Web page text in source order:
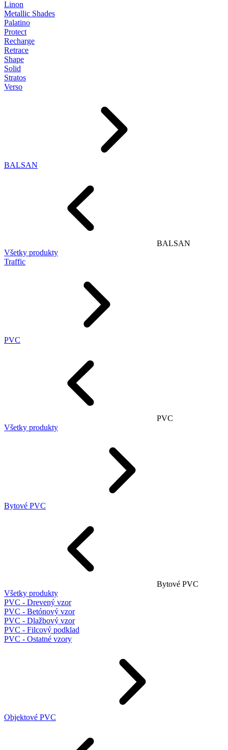
Linon
Metallic Shades
Palatino
Protect
Recharge
Retrace
Shape
Solid
Stratos
Verso
BALSAN
BALSAN
Všetky produkty
Traffic
PVC
PVC
Všetky produkty
Bytové PVC
Bytové PVC
Všetky produkty
PVC - Drevený vzor
PVC - Betónový vzor
PVC - Dlažbový vzor
PVC - Filcový podklad
PVC - Ostatné vzory
Objektové PVC